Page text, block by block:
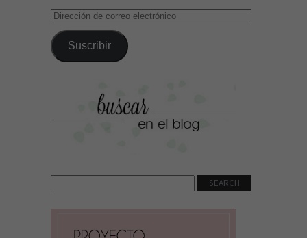
Dirección
correo
electrónico
Suscribir